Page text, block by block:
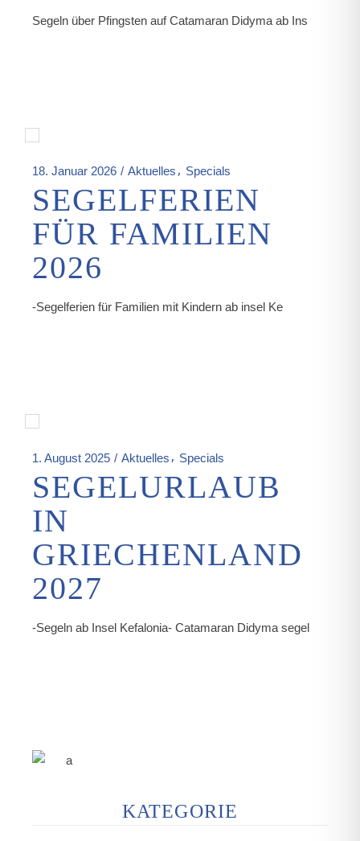
Segeln über Pfingsten auf Catamaran Didyma ab Ins
18. Januar 2026 Aktuelles Specials
SEGELFERIEN
FÜR FAMILIEN
2026
-Segelferien für Familien mit Kindern ab insel Ke
1. August 2025 Aktuelles Specials
SEGELURLAUB
IN
GRIECHENLAND
2027
-Segeln ab Insel Kefalonia- Catamaran Didyma segel
KATEGORIE